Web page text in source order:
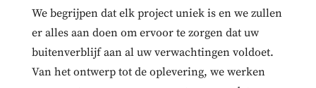
We begrijpen dat elk project uniek is en we zullen
er alles aan doen om ervoor te zorgen dat uw
buitenverblijf aan al uw verwachtingen voldoet.
Van het ontwerp tot de oplevering, we werken